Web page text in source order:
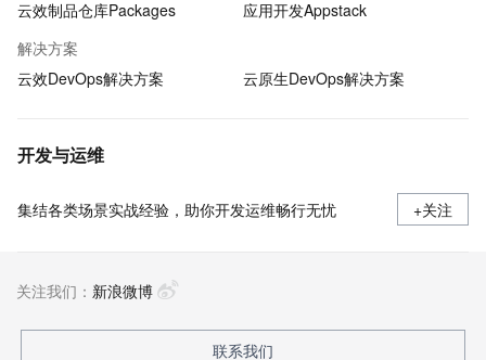
云效制品仓库Packages
应用开发Appstack
解决方案
云效DevOps解决方案
云原生DevOps解决方案
开发与运维
集结各类场景实战经验，助你开发运维畅行无忧 +关注
关注我们： 新浪微博
联系我们